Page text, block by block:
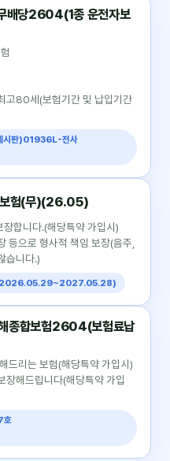
배당2604(1종 운전자보
80세(보험기간 및 납입기간
시판)01936L-전사
보험(무)(26.05)
합니다.(해당특약 가입시)
등으로 형사적 책임 보장(음주,
습니다.)
(2026.05.29~2027.05.28)
종합보험2604(보험료납
드리는 보험(해당특약 가입시)
장해드립니다(해당특약 가입
호